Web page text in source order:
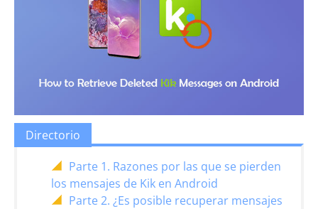
Directorio
Parte 1. Razones por las que se pierden
los mensajes de Kik en Android
Parte 2. ¿Es posible recuperar mensajes